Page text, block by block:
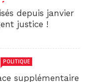
depuis janvier
justice !
POLITIQUE
supplémentaire